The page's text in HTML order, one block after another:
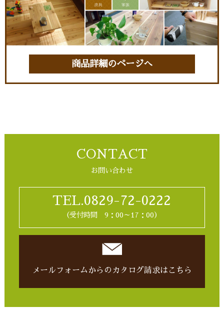
商品詳細のページへ
CONTACT
お問い合わせ
TEL.0829-72-0222
（受付時間 9：00～17：00）
メールフォームからの カタログ請求はこちら